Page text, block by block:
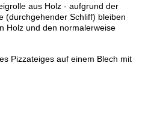
aus Holz - aufgrund der
(durchgehender Schliff) bleiben
Holz und den normalerweise
Pizzateiges auf einem Blech mit